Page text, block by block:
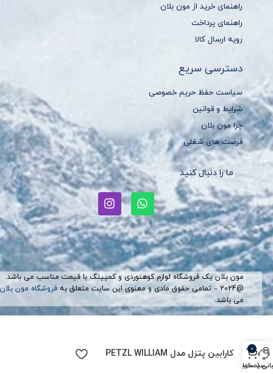
راهنمای خرید از مون بلان
راهنمای پرداخت
رویه ارسال کالا
دسترسی سریع
سیاست حفظ حریم خصوصی
شرایط و قوانین
چرا مون بلان
فرصت های شغلی
ما را دنبال کنید
مون بلان یک فروشگاه لوازم کوهنوردی و کمپینگ با قیمت مناسب می باشد.
@2024 – تمامی حقوق مادی و معنوی این سایت متعلق به
فروشگاه مون بلان
می باشد.
کارابین پتزل مدل PETZL WILLIAM
( ساعات اداری )
0
سبد خرید